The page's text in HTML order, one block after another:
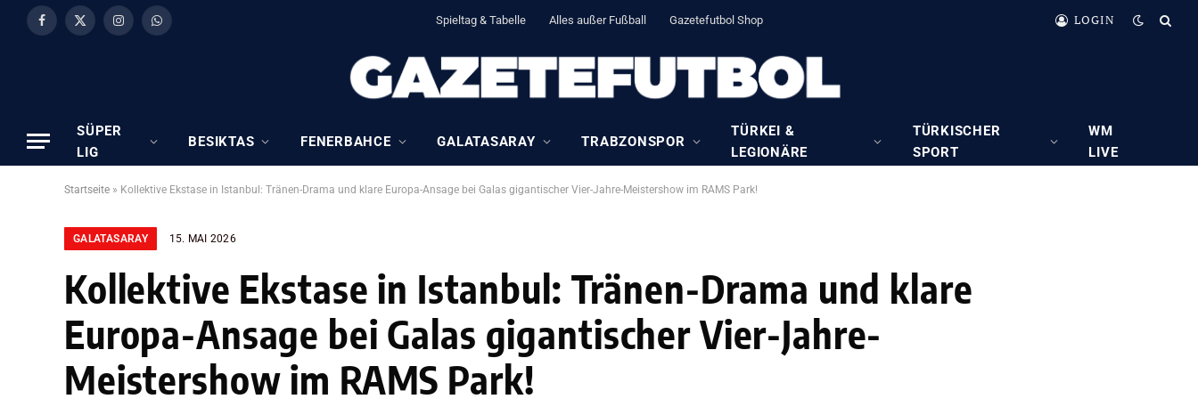
Facebook
X
InstagramWhatsApp Spieltag & Tabelle Alles außer Fußball Gazetefutbol Shop LOGIN
SÜPER
LIG
BESIKTAS FENERBAHCE GALATASARAY TRABZONSPOR
TÜRKEI &
LEGIONÄRE
TÜRKISCHER
SPORT
WM
LIVE
Startseite » Kollektive Ekstase in Istanbul: Tränen-Drama und klare Europa-Ansage bei Galas gigantischer Vier-Jahre-Meistershow im RAMS Park!
GALATASARAY 15. MAI 2026
Kollektive Ekstase in Istanbul: Tränen-Drama und klare
Europa-Ansage bei Galas gigantischer Vier-Jahre-
Meistershow im RAMS Park!